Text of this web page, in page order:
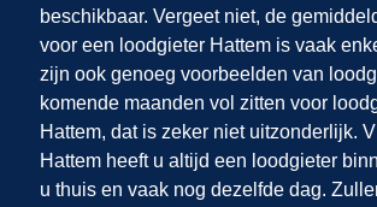
beschikbaar. Vergeet niet, de
voor een loodgieter Hattem is vaak
zijn ook genoeg voorbeelden van
komende maanden vol zitten voor
Hattem, dat is zeker niet uitzonderlijk.
Hattem heeft u altijd een loodgieter
u thuis en vaak nog dezelfde dag.